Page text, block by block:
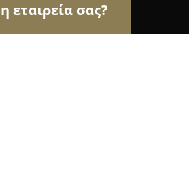
εταιρεία σας?